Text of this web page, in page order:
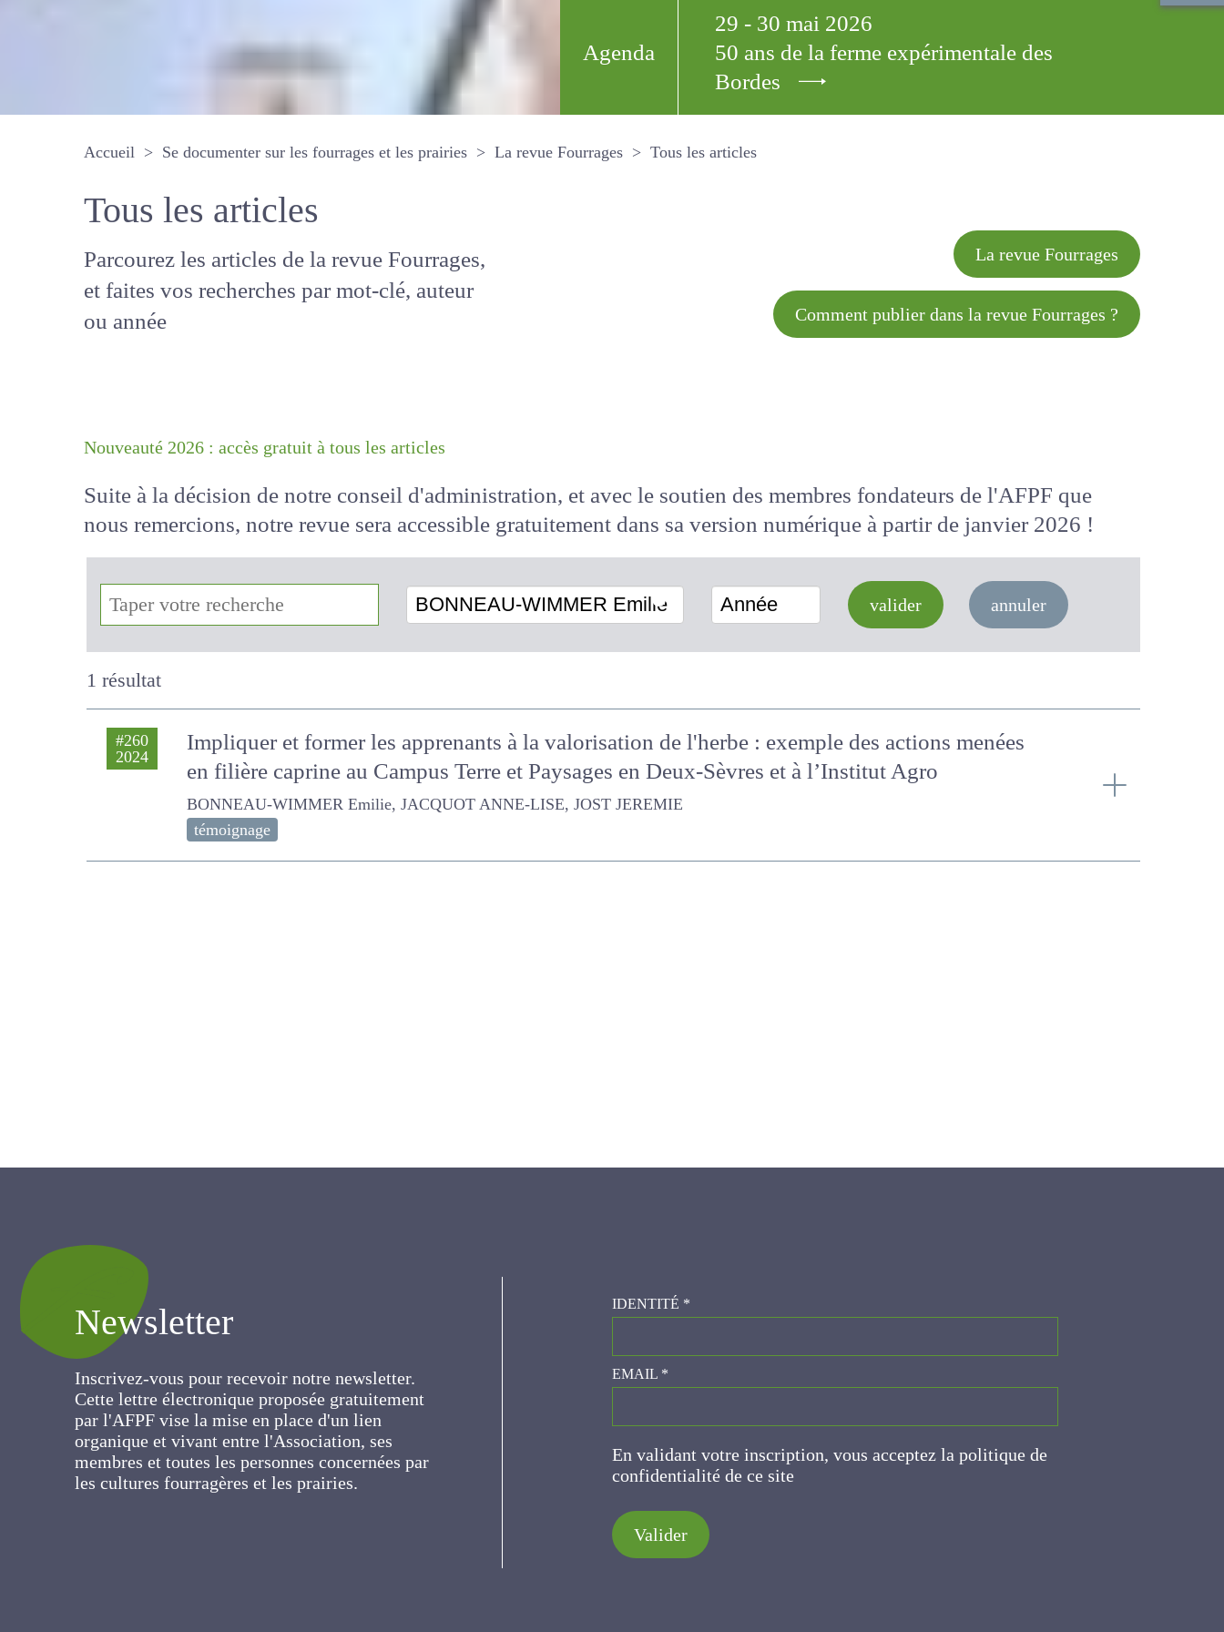
Agenda
29 - 30 mai 2026
50 ans de la ferme expérimentale des
Bordes
Accueil Se documenter sur les fourrages et les prairies La revue Fourrages Tous les articles
Tous les articles
Parcourez les articles de la revue
Fourrages, et faites vos recherches par
mot-clé, auteur ou année
La revue Fourrages
Comment publier dans la revue Fourrages ?
Suite à la décision de notre conseil d'administration, et avec le soutien des membres fondateurs de l'AFPF que
nous remercions, notre revue sera accessiblegratuitementdans sa version numériqueà partir de janvier 2026
!
BONNEAU-WIMMER Emilie Année valider annuler
1 résultat
#260
2024
Impliquer et former les apprenants à la valorisation de l'herbe : exemple des actions menées
en filière caprine au Campus Terre et Paysages en Deux-Sèvres et à l’Institut Agro
BONNEAU-WIMMER Emilie, JACQUOT ANNE-LISE, JOST JEREMIE
témoignage
Newsletter
Inscrivez-vous pour recevoir notre newsletter.
Cette lettre électronique proposée
gratuitement par l'AFPF vise la mise en place
d'un lien organique et vivant entre
l'Association, ses membres et toutes les
personnes concernées par les cultures
fourragères et les prairies.
IDENTITÉ*
EMAIL*
En validant votre inscription, vous acceptez la politique
de confidentialité de ce site
Valider